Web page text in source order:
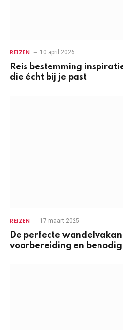
REIZEN 10 april 2026
Reis bestemming
die écht bij je past
REIZEN 17 maart 2025
De perfecte
voorbereiding en